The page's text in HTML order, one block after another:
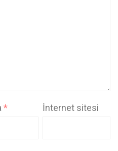
* İnternet sitesi